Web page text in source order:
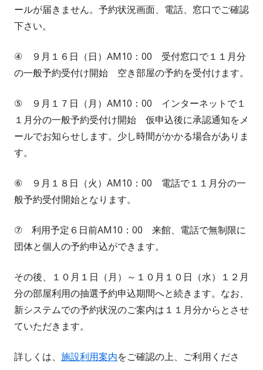
ールが届きません。予約状況画面、電話、窓口でご確認
下さい。
④ ９月１６日（日）AM10：00 受付窓口で１１月分
の一般予約受付け開始 空き部屋の予約を受付けます。
⑤ ９月１７日（月）AM10：00 インターネットで１
１月分の一般予約受付け開始 仮申込後に承認通知をメ
ールでお知らせします。少し時間がかかる場合がありま
す。
⑥ ９月１８日（火）AM10：00 電話で１１月分の一
般予約受付開始となります。
⑦ 利用予定６日前AM10：00 来館、電話で無制限に
団体と個人の予約申込ができます。
その後、１０月１日（月）～１０月１０日（水）１２月
分の部屋利用の抽選予約申込期間へと続きます。なお、
新システムでの予約状況のご案内は１１月分からとさせ
ていただきます。
詳しくは、 施設利用案内をご確認の上、ご利用くださ